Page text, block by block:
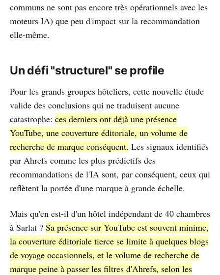
communs ne sont pas encore très opérationnels avec les
moteurs IA) que peu d'impact sur la recommandation
elle-même.
Un défi "structurel" se profile
Pour les grands groupes hôteliers, cette nouvelle étude
valide des conclusions qui ne traduisent aucune
catastrophe: ces derniers ont déjà une présence
YouTube, une couverture éditoriale, un volume de
recherche de marque conséquent. Les signaux identifiés
par Ahrefs comme les plus prédictifs des
recommandations de l'IA sont, par conséquent, ceux qui
reflètent la portée d'une marque à grande échelle.
Mais qu'en est-il d'un hôtel indépendant de 40 chambres
à Sarlat ? Sa présence sur YouTube est souvent minime,
la couverture éditoriale tierce se limite à quelques blogs
de voyage occasionnels, et le volume de recherche de
marque peine à passer les filtres d'Ahrefs, selon les